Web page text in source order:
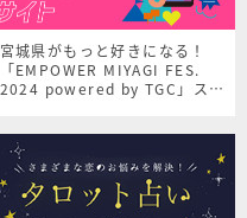
宮城県がもっと好きになる！
「EMPOWER MIYAGI FES.
2024 powered by TGC」スペ